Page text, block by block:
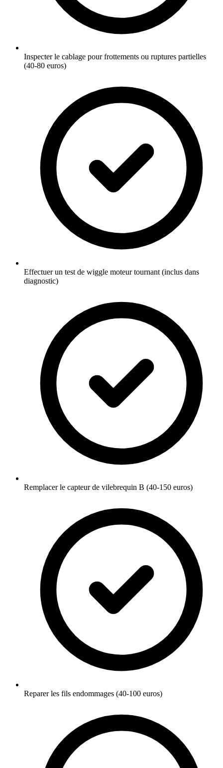
Inspecter le cablage pour frottements ou ruptures partielles
(40-80 euros)
Effectuer un test de wiggle moteur tournant (inclus dans
diagnostic)
Remplacer le capteur de vilebrequin B (40-150 euros)
Reparer les fils endommages (40-100 euros)